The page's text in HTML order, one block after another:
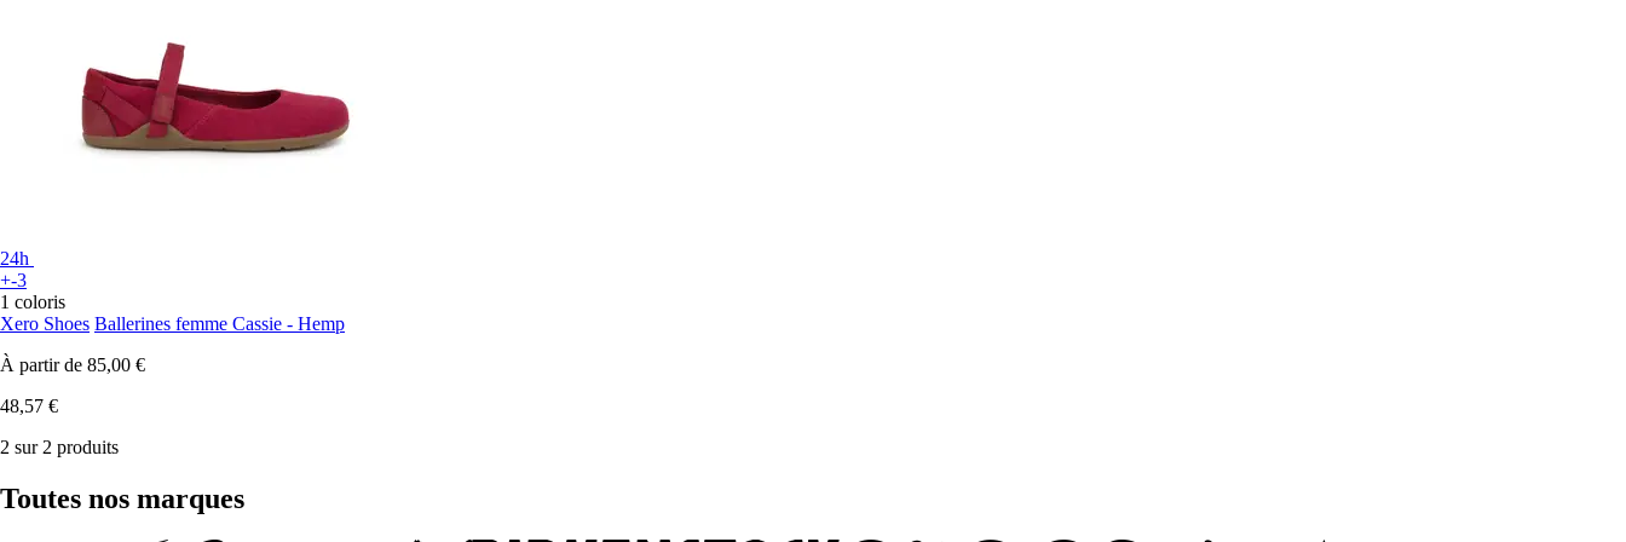
24h
+-3
1 coloris
Xero Shoes Ballerines femme Cassie - Hemp
À partir de 85,00 €
48,57 €
2 sur 2 produits
Toutes nos marques